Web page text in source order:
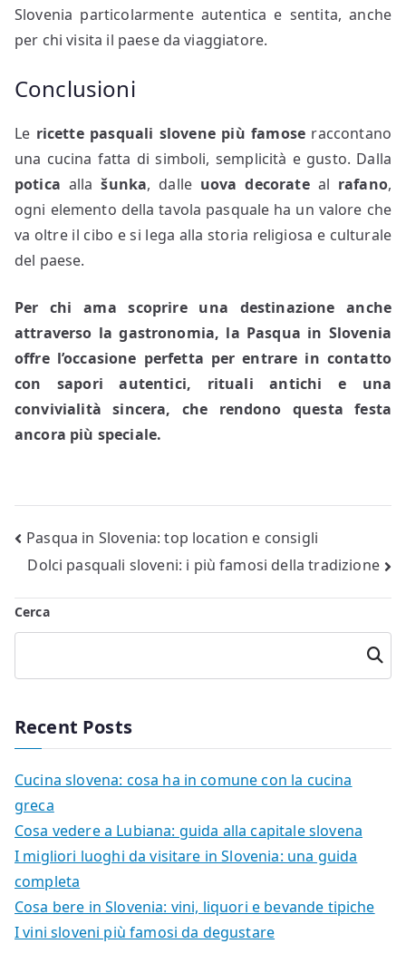
Slovenia particolarmente autentica e sentita, anche
per chi visita il paese da viaggiatore.
Conclusioni
Le ricette pasquali slovene più famose raccontano
una cucina fatta di simboli, semplicità e gusto. Dalla
potica allašunka, dalle uova decorateal rafano,
ogni elemento della tavola pasquale ha un valore che
va oltre il cibo e si lega alla storia religiosa e culturale
del paese.
Per chi ama scoprire una destinazione anche
attraverso la gastronomia, la Pasqua in Slovenia
offre l’occasione perfetta per entrare in contatto
con sapori autentici, rituali antichi e una
convivialità sincera, che rendono questa festa
ancora più speciale.
Navigazione
articoli
Pasqua in Slovenia: top location e consigli
Dolci pasquali sloveni: i più famosi della tradizione
Cerca
Cerca
Recent Posts
Cucina slovena: cosa ha in comune con la cucina
greca
Cosa vedere a Lubiana: guida alla capitale slovena
I migliori luoghi da visitare in Slovenia: una guida
completa
Cosa bere in Slovenia: vini, liquori e bevande tipiche
I vini sloveni più famosi da degustare